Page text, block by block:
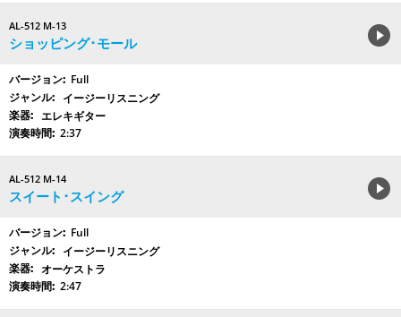
AL-512 M-13
ショッピング･モール
Full
イージーリスニング
エレキギター
2:37
AL-512 M-14
スイート･スイング
Full
イージーリスニング
オーケストラ
2:47